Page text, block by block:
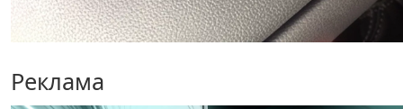
Реклама